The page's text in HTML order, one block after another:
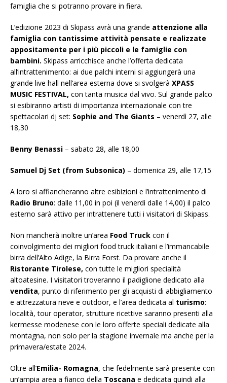
famiglia che si potranno provare in fiera.
L’edizione 2023 di Skipass avrà una grande attenzione alla
famiglia con tantissime attività pensate e realizzate
appositamente per i più piccoli e le famiglie con
bambini. Skipass arricchisce anche l’offerta dedicata
all’intrattenimento: ai due palchi interni si aggiungerà una
grande live hall nell’area esterna dove si svolgerà XPASS
MUSIC FESTIVAL, con tanta musica dal vivo. Sul grande palco
si esibiranno artisti di importanza internazionale con tre
spettacolari dj set: Sophie and The Giants – venerdì 27, alle
18,30
Benny Benassi – sabato 28, alle 18,00
Samuel Dj Set (from Subsonica) – domenica 29, alle 17,15
A loro si affiancheranno altre esibizioni e l’intrattenimento di
Radio Bruno: dalle 11,00 in poi (il venerdì dalle 14,00) il palco
esterno sarà attivo per intrattenere tutti i visitatori di Skipass.
Non mancherà inoltre un’area Food Truck con il
coinvolgimento dei migliori food truck italiani e l’immancabile
birra dell’Alto Adige, la Birra Forst. Da provare anche il
Ristorante Tirolese, con tutte le migliori specialità
altoatesine. I visitatori troveranno il padiglione dedicato alla
vendita, punto di riferimento per gli acquisti di abbigliamento
e attrezzatura neve e outdoor, e l’area dedicata al turismo:
località, tour operator, strutture ricettive saranno presenti alla
kermesse modenese con le loro offerte speciali dedicate alla
montagna, non solo per la stagione invernale ma anche per la
primavera/estate 2024.
Oltre all’Emilia- Romagna, che fedelmente sarà presente con
un’ampia area a fianco della Toscana e dedicata quindi alla